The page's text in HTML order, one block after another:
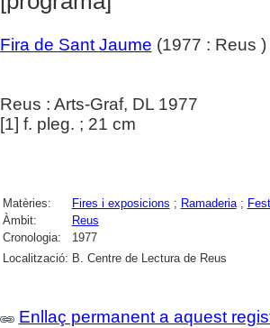
Fira de Sant Jaume (1977 : Reus )
Reus : Arts-Graf, DL 1977
[1] f. pleg. ; 21 cm
Matèries: Fires i exposicions ; Ramaderia;
Àmbit:
Reus
Cronologia:
1977
Localització: B. Centre de Lectura de Reus
Enllaç permanent a aquest